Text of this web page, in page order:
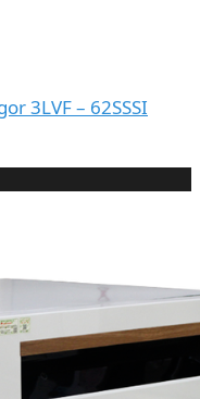
3LVF – 62SSSI